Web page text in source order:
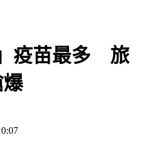
疫苗最多 旅